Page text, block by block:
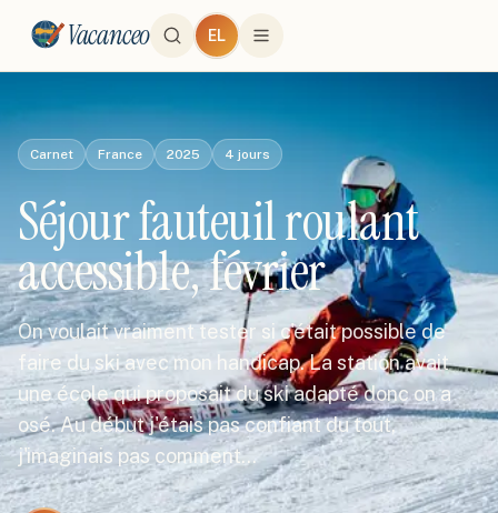
Vacanceo EL
Carnet France 2025 4 jours
Séjour fauteuil roulant
accessible, février
On voulait vraiment tester si c'était possible de
faire du ski avec mon handicap. La station avait
une école qui proposait du ski adapté donc on a
osé. Au début j'étais pas confiant du tout,
j'imaginais pas comment…